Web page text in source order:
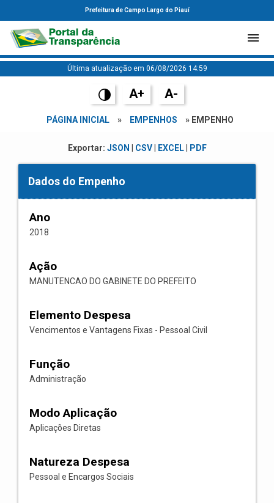
Prefeitura de Campo Largo do Piauí
Última atualização em 06/08/2026 14:59
A+ A-
PÁGINA INICIAL » EMPENHOS » EMPENHO
Exportar: JSON CSV| EXCEL| PDF
Dados do Empenho
Ano
2018
Ação
MANUTENCAO DO GABINETE DO PREFEITO
Elemento Despesa
Vencimentos e Vantagens Fixas - Pessoal Civil
Função
Administração
Modo Aplicação
Aplicações Diretas
Natureza Despesa
Pessoal e Encargos Sociais